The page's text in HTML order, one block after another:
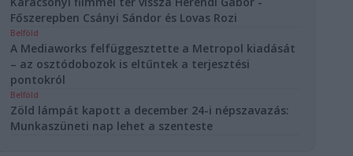
végzett.
2024.
10. 27.
szimuláció
Pompeji
utolsó
Főszerepben Csányi Sándor és Lovas Rozi
Belföld
A Mediaworks felfüggesztette a Metropol kiadását
– az osztódobozok is eltűntek a terjesztési
pontokról
Belföld
Zöld lámpát kapott a december 24-i népszavazás:
Munkaszüneti nap lehet a szenteste